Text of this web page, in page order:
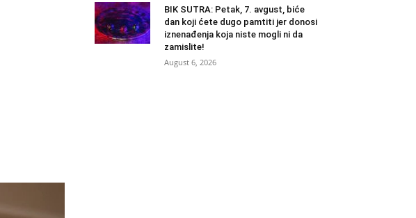
BIK SUTRA: Petak, 7. avgust, biće
dan koji ćete dugo pamtiti jer donosi
iznenađenja koja niste mogli ni da
zamislite!
August 6, 2026